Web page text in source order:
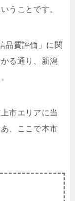
うことです。
品質評価」に関
る通り、新潟
市エリアに当
、ここで本市